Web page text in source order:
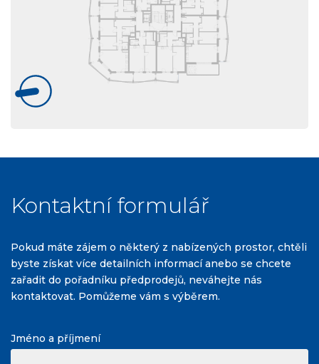
Kontaktní formulář
Pokud máte zájem o některý z nabízených prostor, chtěli
byste získat více detailních informací anebo se chcete
zařadit do pořadníku předprodejů, neváhejte nás
kontaktovat. Pomůžeme vám s výběrem.
Jméno a příjmení